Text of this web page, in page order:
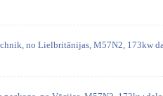
no Lielbritānijas, M57N2, 173kw